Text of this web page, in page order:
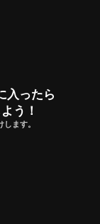
入ったら
う！
ます。